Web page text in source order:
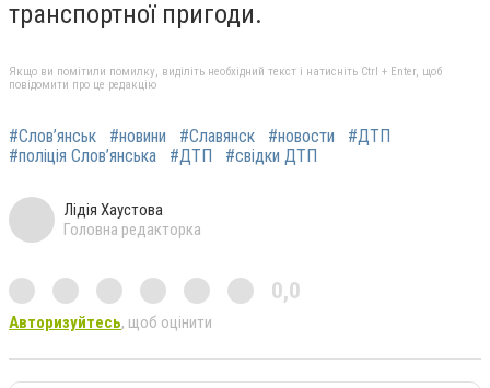
транспортної пригоди.
Якщо ви помітили помилку, виділіть необхідний текст і натисніть Ctrl + Enter, щоб
повідомити про це редакцію
#Слов’янськ #новини #Славянск #новости
#ДТП
#поліція Слов’янська
#ДТП #свідки ДТП
Лідія Хаустова
Головна редакторка
0,0
Авторизуйтесь, щоб оцінити